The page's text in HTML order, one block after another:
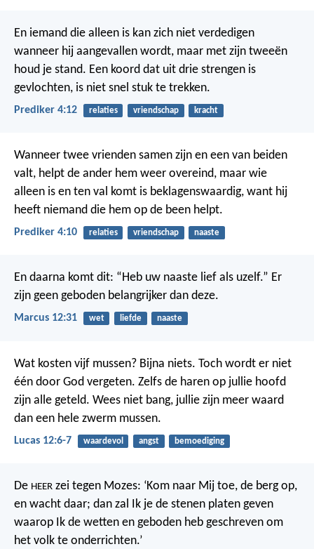
En iemand die alleen is kan zich niet verdedigen
wanneer hij aangevallen wordt, maar met zijn tweeën
houd je stand. Een koord dat uit drie strengen is
gevlochten, is niet snel stuk te trekken.
Prediker 4:12 relaties vriendschap kracht
Wanneer twee vrienden samen zijn en een van beiden
valt, helpt de ander hem weer overeind, maar wie
alleen is en ten val komt is beklagenswaardig, want hij
heeft niemand die hem op de been helpt.
Prediker 4:10 relaties vriendschap naaste
En daarna komt dit: “Heb uw naaste lief als uzelf.” Er
zijn geen geboden belangrijker dan deze.
Marcus 12:31 wet liefde naaste
Wat kosten vijf mussen? Bijna niets. Toch wordt er niet
één door God vergeten. Zelfs de haren op jullie hoofd
zijn alle geteld. Wees niet bang, jullie zijn meer waard
dan een hele zwerm mussen.
Lucas 12:6-7 waardevol angst bemoediging
De HEER zei tegen Mozes: ‘Kom naar Mij toe, de berg op,
en wacht daar; dan zal Ik je de stenen platen geven
waarop Ik de wetten en geboden heb geschreven om
het volk te onderrichten.’